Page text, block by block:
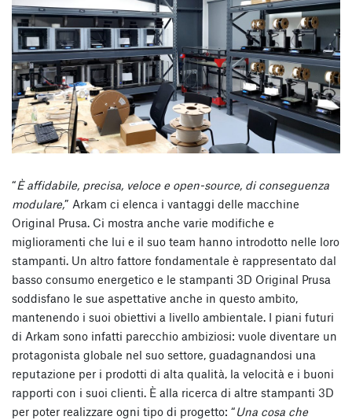
“È affidabile, precisa, veloce e open-source, di conseguenza
modulare,” Arkam ci elenca i vantaggi delle macchine
Original Prusa. Ci mostra anche varie modifiche e
miglioramenti che lui e il suo team hanno introdotto nelle loro
stampanti. Un altro fattore fondamentale è rappresentato dal
basso consumo energetico e le stampanti 3D Original Prusa
soddisfano le sue aspettative anche in questo ambito,
mantenendo i suoi obiettivi a livello ambientale. I piani futuri
di Arkam sono infatti parecchio ambiziosi: vuole diventare un
protagonista globale nel suo settore, guadagnandosi una
reputazione per i prodotti di alta qualità, la velocità e i buoni
rapporti con i suoi clienti. È alla ricerca di altre stampanti 3D
per poter realizzare ogni tipo di progetto: “Una cosa che